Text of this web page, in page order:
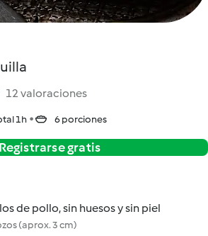
12 valoraciones
1h 6 porciones
Registrarse gratis
de pollo, sin huesos y sin piel
(aprox. 3 cm)